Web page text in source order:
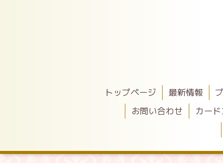
トップページ 最新情報
お問い合わせ
カー